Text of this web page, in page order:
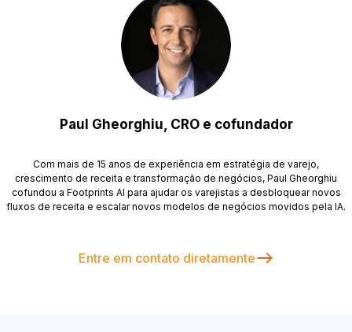
Paul Gheorghiu, CRO e cofundador
Com mais de 15 anos de experiência em estratégia de varejo,
crescimento de receita e transformação de negócios, Paul Gheorghiu
cofundou a Footprints AI para ajudar os varejistas a desbloquear novos
fluxos de receita e escalar novos modelos de negócios movidos pela IA.
Entre em contato diretamente